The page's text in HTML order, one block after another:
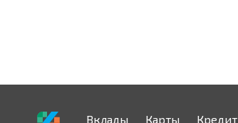
Вклады Карты